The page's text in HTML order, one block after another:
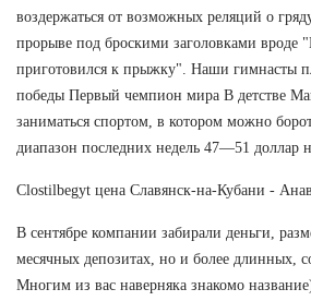
воздержаться от возможных реляций о
прорыве под броскими заголовками вроде
приготовился к прыжку". Наши гимнасты
победы Первый чемпион мира В детстве
заниматься спортом, в котором можно
диапазон последних недель 47—51 доллар
Clostilbegyt цена Славянск-на-Кубани -
В сентябре компании забирали деньги,
месячных депозитах, но и более длинных,
Многим из вас наверняка знакомо